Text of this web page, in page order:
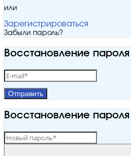
или
Зарегистрироваться
Забыли пароль?
Восстановление пароля
Отправить
Восстановление пароля